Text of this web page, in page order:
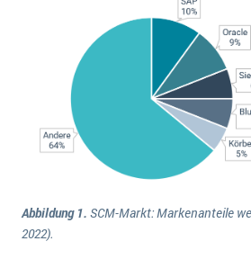
Abbildung 1. SCM-Markt: Markenanteile
2022).